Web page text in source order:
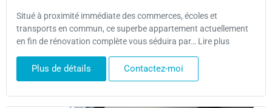
Situé à proximité immédiate des commerces, écoles et
transports en commun, ce superbe appartement actuellement
en fin de rénovation complète vous séduira par… Lire plus
Plus de détails Contactez-moi